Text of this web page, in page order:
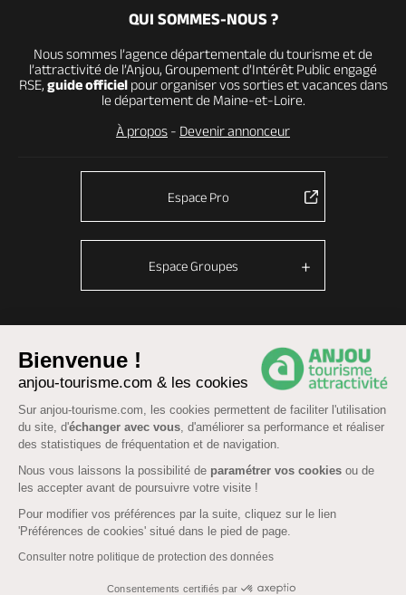
Bienvenue !
anjou-tourisme.com & les cookies
Sur anjou-tourisme.com, les cookies permettent de faciliter l'utilisation
du site, d'échanger avec vous, d'améliorer sa performance et réaliser
des statistiques de fréquentation et de navigation.
Nous vous laissons la possibilité de paramétrer vos cookies ou de
les accepter avant de poursuivre votre visite !
Pour modifier vos préférences par la suite, cliquez sur le lien
'Préférences de cookies' situé dans le pied de page.
Consulter notre politique de protection des données
Consentements certifiés par
QUI SOMMES-NOUS ?
Nous sommes l’agence départementale du tourisme et de
l’attractivité de l’Anjou, Groupement d’Intérêt Public engagé
RSE, guide officielpour organiser vos sorties et vacances dans
le département de Maine-et-Loire.
À propos - Devenir annonceur
Espace Pro
Espace Groupes
Fonctionnement du site
Mentions légales - Données personnelles-Cookies